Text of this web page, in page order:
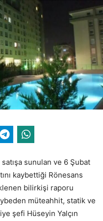
sunulan ve 6 Şubat
kaybettiği Rönesans
bilirkişi raporu
müteahhit, statik ve
şefi Hüseyin Yalçın